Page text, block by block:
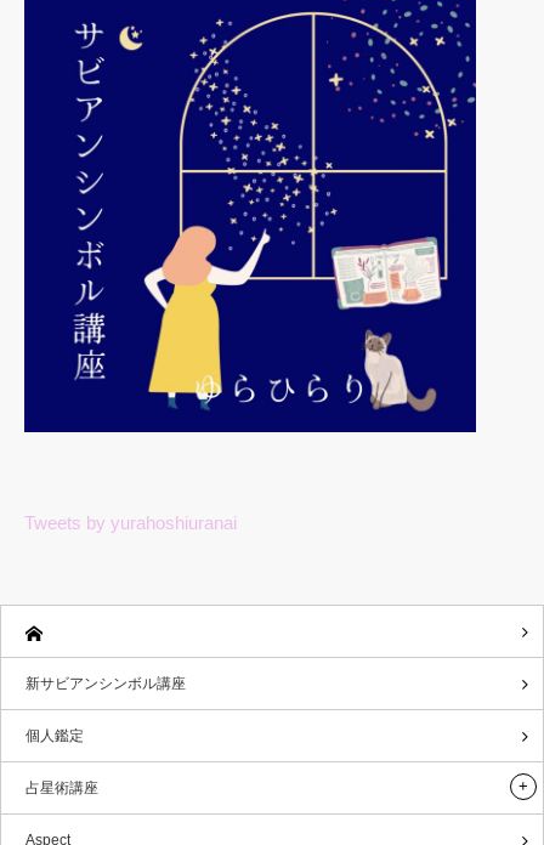
Tweets by yurahoshiuranai
新サビアンシンボル講座
個人鑑定
占星術講座
Aspect